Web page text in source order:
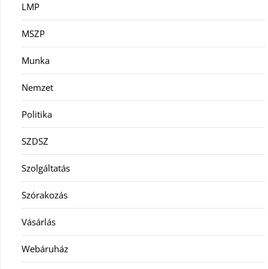
LMP
MSZP
Munka
Nemzet
Politika
SZDSZ
Szolgáltatás
Szórakozás
Vásárlás
Webáruház